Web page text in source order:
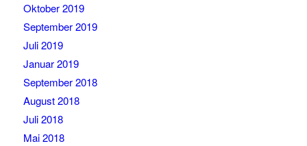
Oktober 2019
September 2019
Juli 2019
Januar 2019
September 2018
August 2018
Juli 2018
Mai 2018